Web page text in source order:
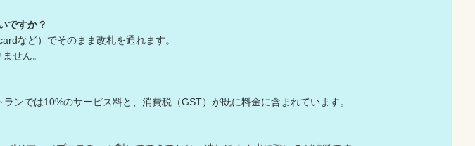
ですか？
など）でそのまま改札を通れます。
せん。
ンでは10%のサービス料と、消費税（GST）が既に料金に含まれています。